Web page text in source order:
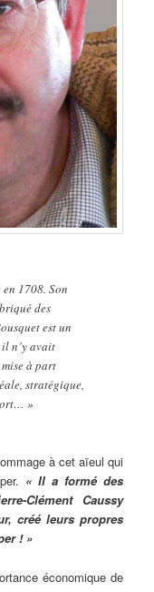
1708. Son
des
est un
n’y avait
à part
stratégique,
»
à cet aïeul qui
« Il a formé des
Clément Caussy
créé leurs propres
! »
économique de